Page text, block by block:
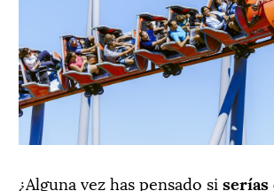
¿Alguna vez has pensado si serías